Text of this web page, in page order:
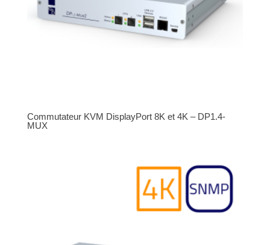
Commutateur KVM DisplayPort 8K et 4K – DP1.4-
MUX